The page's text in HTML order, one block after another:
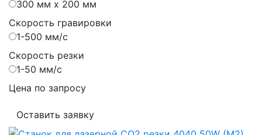
300 мм х 200 мм
Скорость гравировки
1-500 мм/с
Скорость резки
1-50 мм/с
Цена по запросу
Оставить заявку